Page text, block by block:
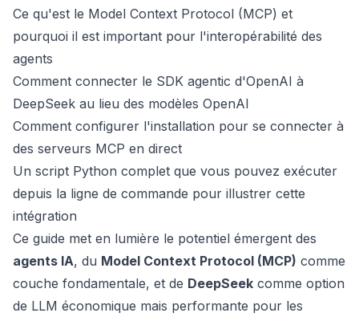
Ce qu'est le Model Context Protocol (MCP) et
pourquoi il est important pour l'interopérabilité des
agents
Comment connecter le SDK agentic d'OpenAI à
DeepSeek au lieu des modèles OpenAI
Comment configurer l'installation pour se connecter à
des serveurs MCP en direct
Un script Python complet que vous pouvez exécuter
depuis la ligne de commande pour illustrer cette
intégration
Ce guide met en lumière le potentiel émergent des
agents IA, du Model Context Protocol (MCP) comme
couche fondamentale, et de DeepSeek comme option
de LLM économique mais performante pour les